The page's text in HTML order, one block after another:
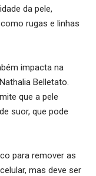
da pele,
rugas e linhas
impacta na
Belletato.
que a pele
suor, que pode
para remover as
mas deve ser